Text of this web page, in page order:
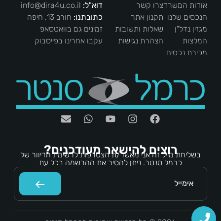
אודות המשרד
הנכסים שלנו
מגזין נדל"ן
המלצות
מכירת נכסים
צרו קשר
תקנון אתר
שאלות ותשובות
הצהרת נגישות
דוא"ל: info@dira4u.co.il
כתובתנו: חורב 13, חיפה
זמינים גם בוואטסאפ
עקבו אחרינו בפייסבוק
רוצים להישאר מעודכנים?
בשליחת מייל זה אני מאשר/ת הצטרפות לרשימת הדיוור של
כרמל סנטר. ניתן להסיר את ההרשמה בכל עת